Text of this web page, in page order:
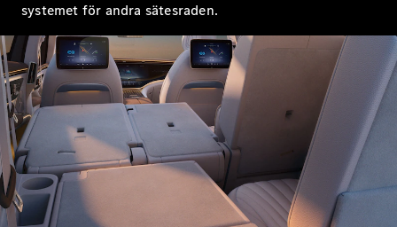
A-Klass
Halvkombi
Konfigurator
Mercedes-
Benz Online
systemet för andra sätesraden.